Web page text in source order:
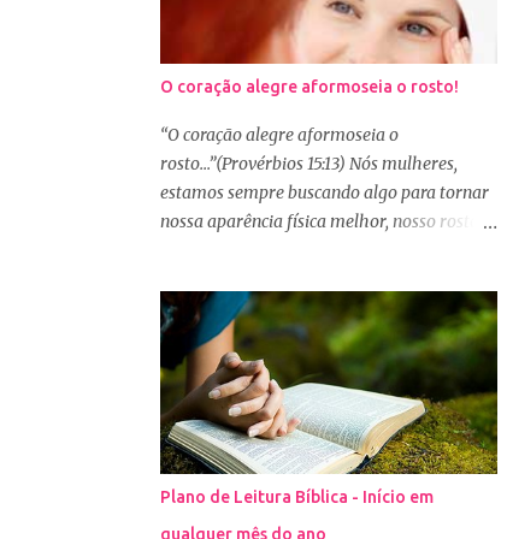
O coração alegre aformoseia o rosto!
“O coração alegre aformoseia o
rosto...”(Provérbios 15:13) Nós mulheres,
estamos sempre buscando algo para tornar
nossa aparência física melhor, nosso rosto
cosméticos e produtos de beleza. No Youtube
por exemplo, os canais com mais seguidores
são das blogueiras que dão dicas de beleza,
ensinam a se maquiar e testam produtos.
Não é errado gostar de se cuidar e buscar
conhecimento de como ficar mais bonita e
atraente. Eu também gosto de maquiagem e
dicas de beleza, no entanto, precisamos
Plano de Leitura Bíblica - Início em
qualquer mês do ano